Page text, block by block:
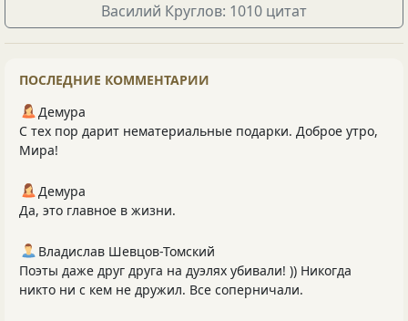
Василий Круглов: 1010 цитат
ПОСЛЕДНИЕ КОММЕНТАРИИ
Демура
С тех пор дарит нематериальные подарки. Доброе утро,
Мира!
Демура
Да, это главное в жизни.
Владислав Шевцов-Томский
Поэты даже друг друга на дуэлях убивали! )) Никогда
никто ни с кем не дружил. Все соперничали.